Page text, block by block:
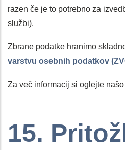
razen če je to potrebno za
službi).
Zbrane podatke hranimo
varstvu osebnih podatkov
Za več informacij si oglejte našo
15.